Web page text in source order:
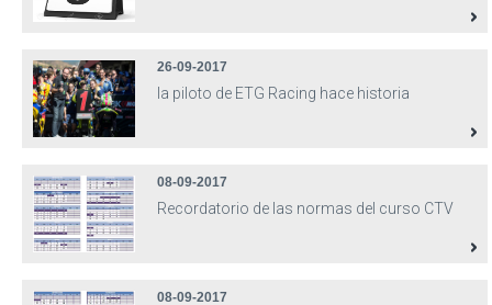
26-09-2017
la piloto de ETG Racing hace historia
08-09-2017
Recordatorio de las normas del curso CTV
08-09-2017